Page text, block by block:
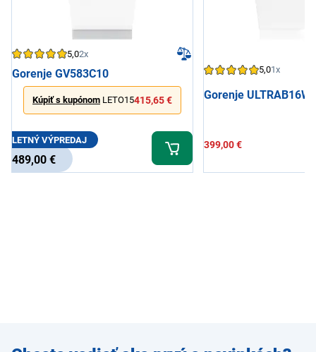
5,02x
Gorenje GV583C10
Kúpiť s kupónom LETO15415,65 €
LETNÝ VÝPREDAJ
489,00 €
5,01x
Gorenje
399,00 €